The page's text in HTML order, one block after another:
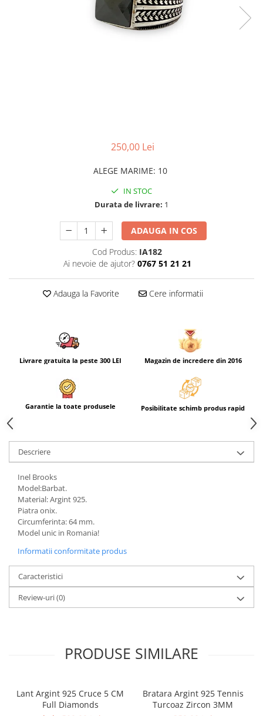
250,00 Lei
ALEGE MARIME: 10
IN STOC
Durata de livrare: 1
ADAUGA IN COS
Cod Produs: IA182
Ai nevoie de ajutor? 0767 51 21 21
Adauga la Favorite Cere informatii
Livrare gratuita la peste 300 LEI Magazin de incredere din 2016
Garantie la toate produsele Posibilitate schimb produs rapid
Descriere
Inel Brooks
Model:Barbat.
Material: Argint 925.
Piatra onix.
Circumferinta: 64 mm.
Model unic in Romania!
Informatii conformitate produs
Caracteristici
Review-uri(0)
PRODUSE SIMILARE
Lant Argint 925 Cruce 5 CM
Full Diamonds
Bratara Argint 925 Tennis
Turcoaz Zircon 3MM